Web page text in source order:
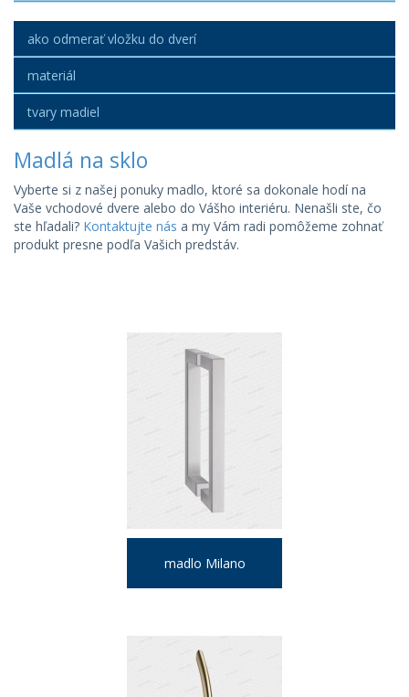
ako odmerať vložku do dverí
materiál
tvary madiel
Madlá na sklo
Vyberte si z našej ponuky madlo, ktoré sa dokonale hodí na
Vaše vchodové dvere alebo do Vášho interiéru. Nenašli ste, čo
ste hľadali? Kontaktujte nás a my Vám radi pomôžeme zohnať
produkt presne podľa Vašich predstáv.
madlo Milano